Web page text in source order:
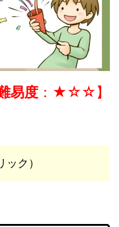
易度 ：★☆☆】
ク）